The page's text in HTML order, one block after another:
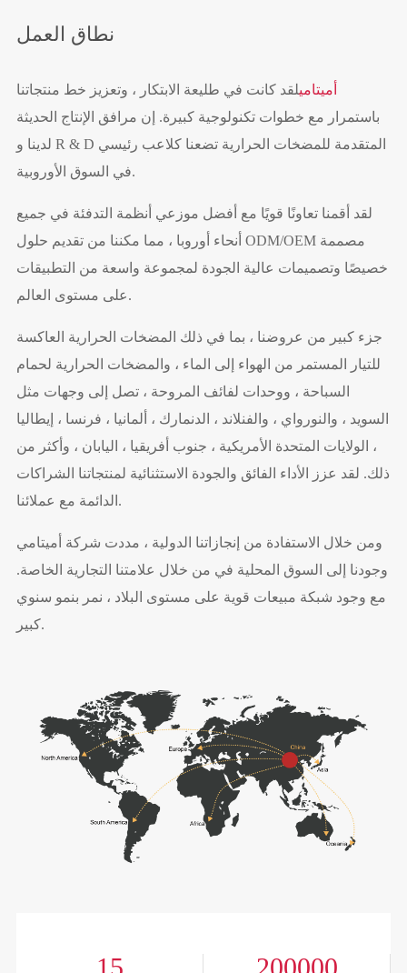
نطاق العمل
أميتاميلقد كانت في طليعة الابتكار ، وتعزيز خط منتجاتنا
باستمرار مع خطوات تكنولوجية كبيرة. إن مرافق الإنتاج الحديثة
لدينا و R & D المتقدمة للمضخات الحرارية تضعنا كلاعب رئيسي
في السوق الأوروبية.
لقد أقمنا تعاونًا قويًا مع أفضل موزعي أنظمة التدفئة في جميع
أنحاء أوروبا ، مما مكننا من تقديم حلول ODM/OEM مصممة
خصيصًا وتصميمات عالية الجودة لمجموعة واسعة من التطبيقات
على مستوى العالم.
جزء كبير من عروضنا ، بما في ذلك المضخات الحرارية العاكسة
للتيار المستمر من الهواء إلى الماء ، والمضخات الحرارية لحمام
السباحة ، ووحدات لفائف المروحة ، تصل إلى وجهات مثل
السويد ، والنورواي ، والفنلاند ، الدنمارك ، ألمانيا ، فرنسا ، إيطاليا
، الولايات المتحدة الأمريكية ، جنوب أفريقيا ، اليابان ، وأكثر من
ذلك. لقد عزز الأداء الفائق والجودة الاستثنائية لمنتجاتنا الشراكات
الدائمة مع عملائنا.
ومن خلال الاستفادة من إنجازاتنا الدولية ، مددت شركة أميتامي
وجودنا إلى السوق المحلية في من خلال علامتنا التجارية الخاصة.
مع وجود شبكة مبيعات قوية على مستوى البلاد ، نمر بنمو سنوي
كبير.